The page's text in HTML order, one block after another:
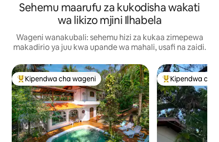
Sehemu maarufu za kukodisha wakati
wa likizo mjini Ilhabela
Wageni wanakubali: sehemu hizi za kukaa zimepewa
makadirio ya juu kwa upande wa mahali, usafi na zaidi.
Kipendwa maarufu cha wageni
Kipendwa cha wageni Kipendwa
Kipendwa cha